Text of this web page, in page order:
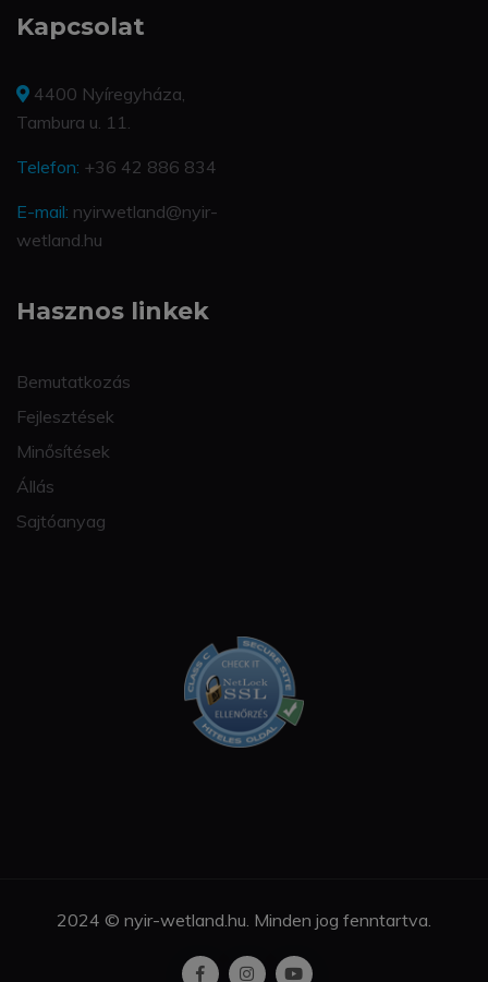
Kapcsolat
4400 Nyíregyháza,
Tambura u. 11.
Telefon: +36 42 886 834
E-mail: nyirwetland@nyir-
wetland.hu
Hasznos linkek
Bemutatkozás
Fejlesztések
Minősítések
Állás
Sajtóanyag
2024 © nyir-wetland.hu. Minden jog fenntartva.